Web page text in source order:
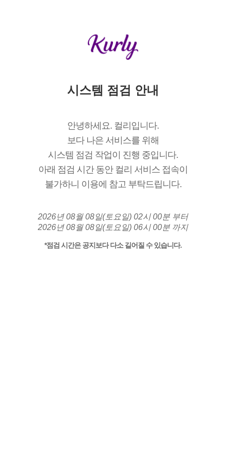
시스템 점검 안내
안녕하세요. 컬리입니다.
보다 나은 서비스를 위해
시스템 점검 작업이 진행 중입니다.
아래 점검 시간 동안 컬리 서비스 접속이
불가하니 이용에 참고 부탁드립니다.
2026년 08월 08일(토요일) 02시 00분 부터
2026년 08월 08일(토요일) 06시 00분 까지
*점검 시간은 공지보다 다소 길어질 수 있습니다.